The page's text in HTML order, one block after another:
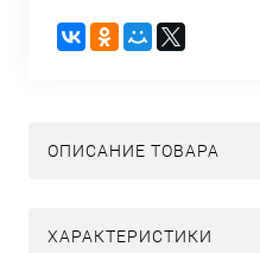
ОПИСАНИЕ ТОВАРА
ХАРАКТЕРИСТИКИ